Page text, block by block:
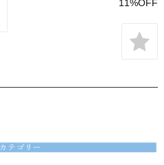
11%OFF